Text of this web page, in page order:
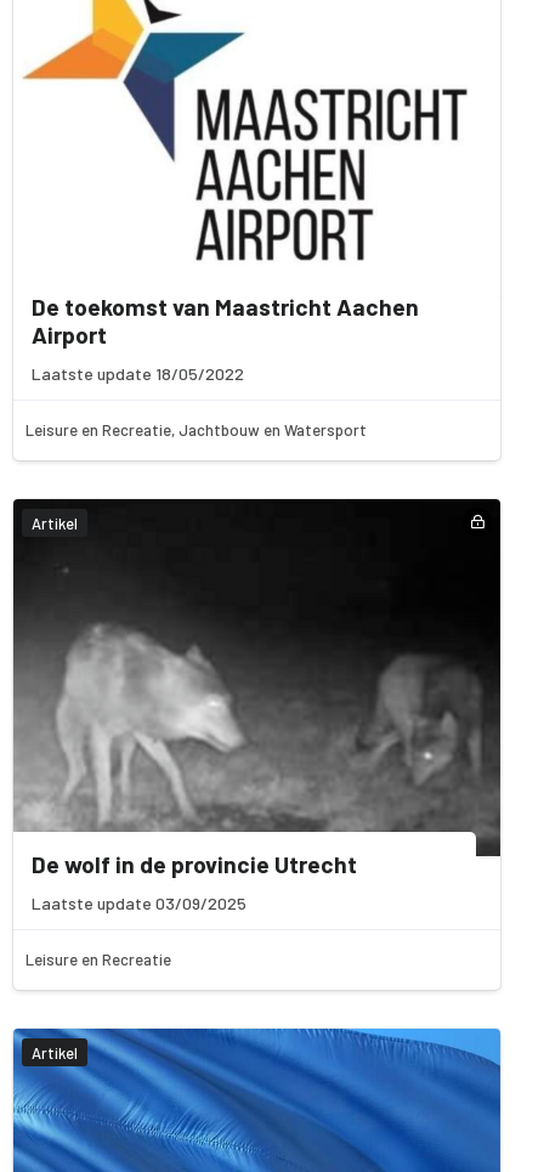
De toekomst van Maastricht Aachen
Airport
Laatste update 18/05/2022
Leisure en Recreatie, Jachtbouw en Watersport
Artikel
De wolf in de provincie Utrecht
Laatste update 03/09/2025
Leisure en Recreatie
Artikel